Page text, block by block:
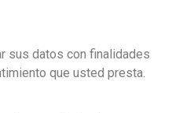
sus datos con finalidades
que usted presta.